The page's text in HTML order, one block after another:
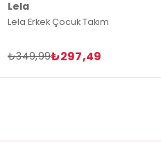
Lela
Lela Erkek Çocuk Takım
₺297,49
₺349,99